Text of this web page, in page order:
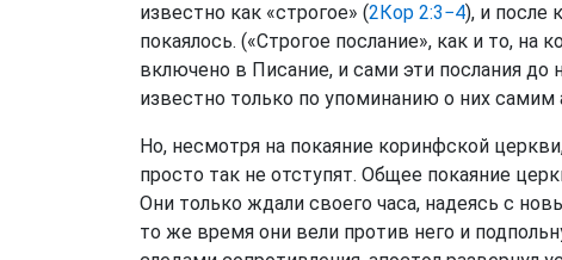
известно как «строгое» (2Кор 2:3−4), и после
покаялось. («Строгое послание», как и то, на
включено в Писание, и сами эти послания до
известно только по упоминанию о них самим
Но, несмотря на покаяние коринфской
просто так не отступят. Общее покаяние
Они только ждали своего часа, надеясь с
то же время они вели против него и